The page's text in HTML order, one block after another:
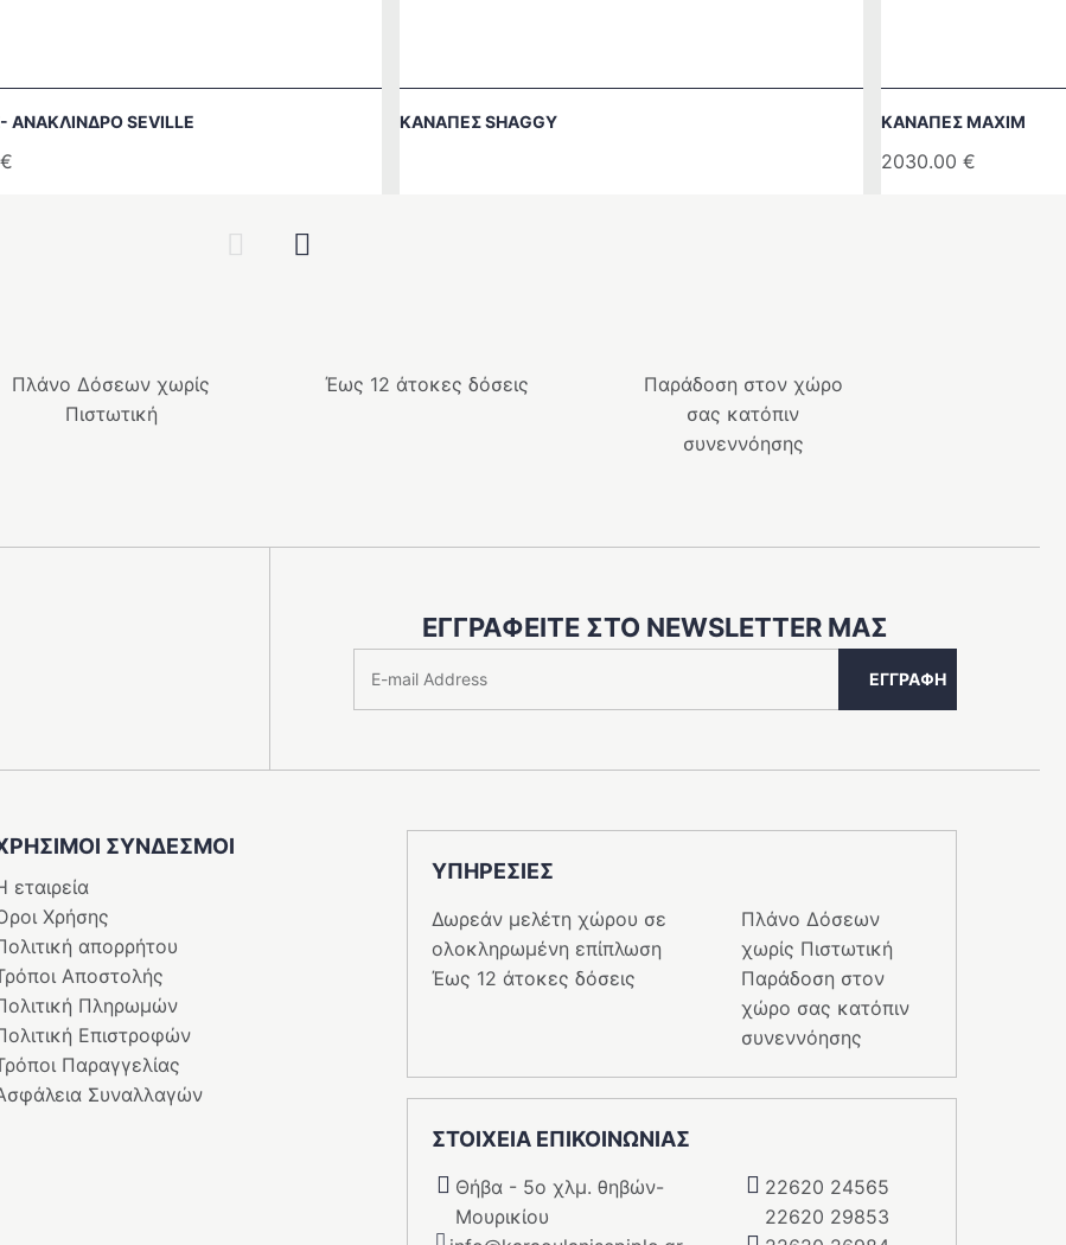
Previous
SEVILLE
€
ΚΑΝΑΠΈΣ SHAGGY ΚΑΝΑΠΈΣ MAXIM
2030.00 €
Next
Πλάνο Δόσεων χωρίς
Πιστωτική
Έως 12 άτοκες δόσεις
Παράδοση στον χώρο
σας κατόπιν
συνεννόησης
ΕΓΓΡΑΦΕΊΤΕ ΣΤΟ NEWSLETTER ΜΑΣ
ΕΓΓΡΑΦΉ
ΣΥΝΔΕΣΜΟΙ
εταιρεία
Χρήσης
απορρήτου
Αποστολής
Πληρωμών
Επιστροφών
Παραγγελίας
Συναλλαγών
ΥΠΗΡΕΣIΕΣ
Δωρεάν μελέτη χώρου σε
ολοκληρωμένη επίπλωση
Πλάνο Δόσεων
χωρίς Πιστωτική
Έως 12 άτοκες δόσεις
Παράδοση στον
χώρο σας κατόπιν
συνεννόησης
ΣΤΟΙΧΕΙΑ ΕΠΙΚΟΙΝΩΝΙΑΣ
Θήβα - 5o χλμ. θηβών-
Μουρικίου
22620 24565
22620 29853